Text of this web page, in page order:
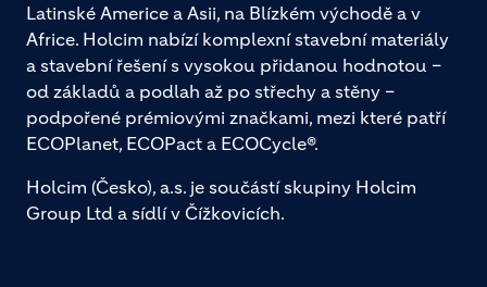
Latinské Americe a Asii, na Blízkém východě a v
Africe. Holcim nabízí komplexní stavební materiály
a stavební řešení s vysokou přidanou hodnotou –
od základů a podlah až po střechy a stěny –
podpořené prémiovými značkami, mezi které patří
ECOPlanet, ECOPact a ECOCycle®.
Holcim (Česko), a.s. je součástí skupiny Holcim
Group Ltd a sídlí v Čížkovicích.